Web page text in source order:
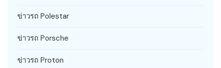
ข่าวรถ Polestar
ข่าวรถ Porsche
ข่าวรถ Proton